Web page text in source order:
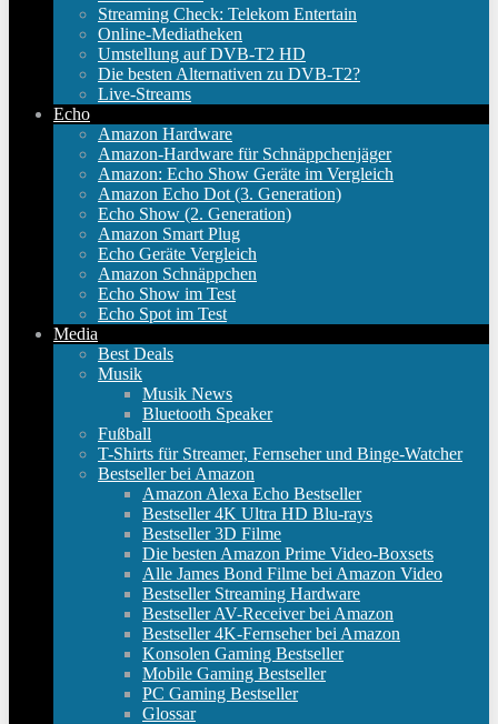
Streaming Check: Telekom Entertain
Online-Mediatheken
Umstellung auf DVB-T2 HD
Die besten Alternativen zu DVB-T2?
Live-Streams
Echo
Amazon Hardware
Amazon-Hardware für Schnäppchenjäger
Amazon: Echo Show Geräte im Vergleich
Amazon Echo Dot (3. Generation)
Echo Show (2. Generation)
Amazon Smart Plug
Echo Geräte Vergleich
Amazon Schnäppchen
Echo Show im Test
Echo Spot im Test
Media
Best Deals
Musik
Musik News
Bluetooth Speaker
Fußball
T-Shirts für Streamer, Fernseher und Binge-Watcher
Bestseller bei Amazon
Amazon Alexa Echo Bestseller
Bestseller 4K Ultra HD Blu-rays
Bestseller 3D Filme
Die besten Amazon Prime Video-Boxsets
Alle James Bond Filme bei Amazon Video
Bestseller Streaming Hardware
Bestseller AV-Receiver bei Amazon
Bestseller 4K-Fernseher bei Amazon
Konsolen Gaming Bestseller
Mobile Gaming Bestseller
PC Gaming Bestseller
Glossar